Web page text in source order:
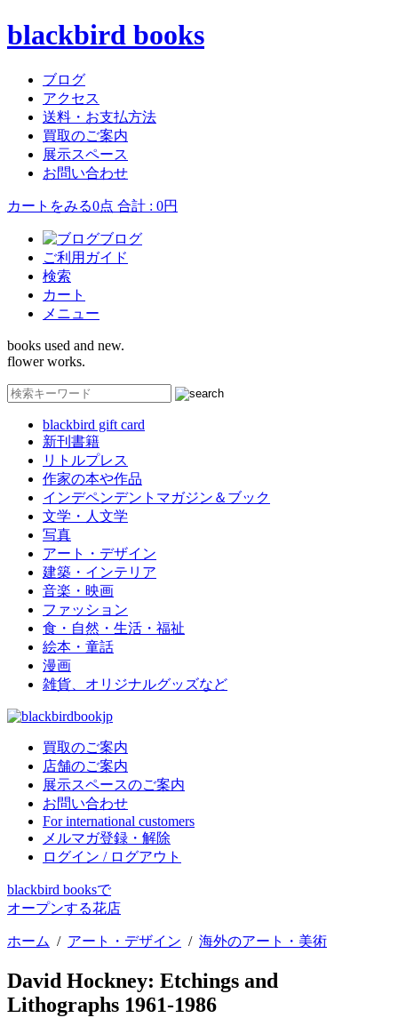
blackbird books
ブログ
アクセス
送料・お支払方法
買取のご案内
展示スペース
お問い合わせ
カートをみる0点 合計 : 0円
ブログ
ご利用ガイド
検索
カート
メニュー
books used and new.
flower works.
blackbird gift card
新刊書籍
リトルプレス
作家の本や作品
インデペンデントマガジン＆ブック
文学・人文学
写真
アート・デザイン
建築・インテリア
音楽・映画
ファッション
食・自然・生活・福祉
絵本・童話
漫画
雑貨、オリジナルグッズなど
買取のご案内
店舗のご案内
展示スペースのご案内
お問い合わせ
For international customers
メルマガ登録・解除
ログイン / ログアウト
blackbird booksで
オープンする花店
ホーム / アート・デザイン / 海外のアート・美術
David Hockney: Etchings and
Lithographs 1961-1986